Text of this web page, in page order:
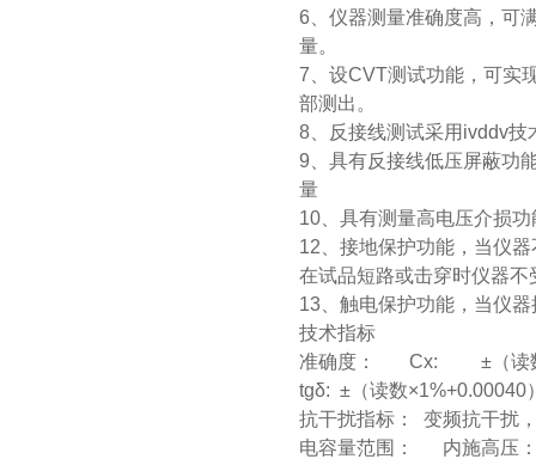
6、仪器测量准确度高，可
量。
7、设CVT测试功能，可实
部测出。
8、反接线测试采用ivddv技
9、具有反接线低压屏蔽功
量
10、具有测量高电压介损
12、接地保护功能，当仪
在试品短路或击穿时仪器不
13、触电保护功能，当仪
技术指标
准确度： Cx: ±（读数
tgδ: ±（读数×1%+0.00040
抗干扰指标： 变频抗干扰
电容量范围： 内施高压